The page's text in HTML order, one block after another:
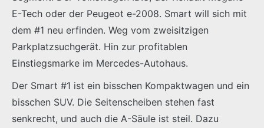
E-Tech oder der Peugeot e-2008. Smart will sich mit
dem #1 neu erfinden. Weg vom zweisitzigen
Parkplatzsuchgerät. Hin zur profitablen
Einstiegsmarke im Mercedes-Autohaus.
Der Smart #1 ist ein bisschen Kompaktwagen und ein
bisschen SUV. Die Seitenscheiben stehen fast
senkrecht, und auch die A-Säule ist steil. Dazu